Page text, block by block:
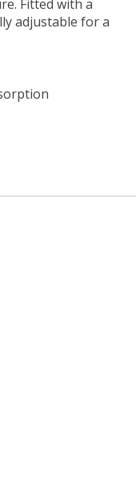
Fitted with a
adjustable for a